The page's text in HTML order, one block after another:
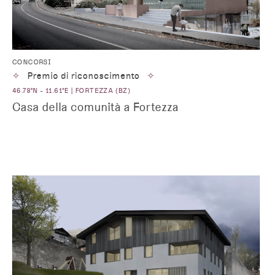
CONCORSI
✧ Premio di riconoscimento ✧
46.78°N - 11.61°E | FORTEZZA (BZ)
Casa della comunità a Fortezza